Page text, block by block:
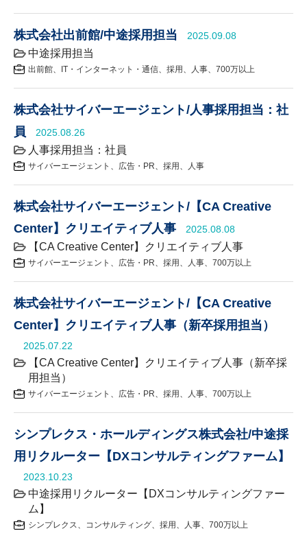
株式会社出前館/中途採用担当 2025.09.08
中途採用担当
出前館 IT・インターネット・通信 採用 人事 700万以上
株式会社サイバーエージェント/人事採用担当：社
員
2025.08.26
人事採用担当：社員
サイバーエージェント 広告・PR 採用 人事
株式会社サイバーエージェント/【CA Creative
Center】クリエイティブ人事
2025.08.08
【CA Creative Center】クリエイティブ人事
サイバーエージェント 広告・PR 採用 人事 700万以上
株式会社サイバーエージェント/【CA Creative
Center】クリエイティブ人事（新卒採用担当）
2025.07.22
【CA Creative Center】クリエイティブ人事（新卒採
用担当）
サイバーエージェント 広告・PR 採用 人事 700万以上
シンプレクス・ホールディングス株式会社/中途採
用リクルーター【DXコンサルティングファーム】
2023.10.23
中途採用リクルーター【DXコンサルティングファー
ム】
シンプレクス コンサルティング 採用 人事 700万以上